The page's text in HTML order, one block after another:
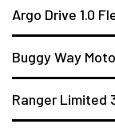
Argo Drive 1.0
Buggy Way
Ranger Limited